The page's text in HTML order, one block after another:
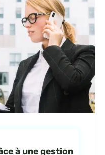
à une gestion